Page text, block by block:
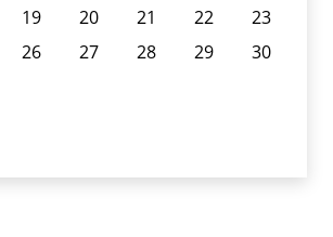
19 20 21 22
23
26 27 28 29
30